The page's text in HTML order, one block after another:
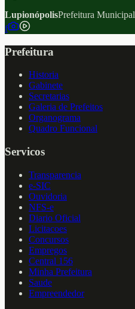
LupionópolisPrefeitura Municipal
f
Prefeitura
Historia
Gabinete
Secretarias
Galeria de Prefeitos
Organograma
Quadro Funcional
Servicos
Transparencia
e-SIC
Ouvidoria
NFS-e
Diario Oficial
Licitacoes
Concursos
Empregos
Central 156
Minha Prefeitura
Saude
Empreendedor